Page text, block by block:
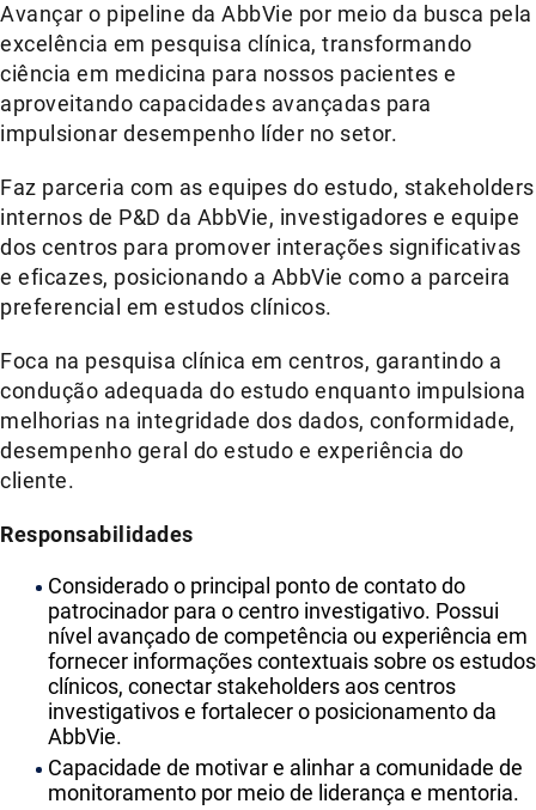
Avançar o pipeline da AbbVie por meio da busca pela
excelência em pesquisa clínica, transformando
ciência em medicina para nossos pacientes e
aproveitando capacidades avançadas para
impulsionar desempenho líder no setor.
Faz parceria com as equipes do estudo, stakeholders
internos de P&D da AbbVie, investigadores e equipe
dos centros para promover interações significativas
e eficazes, posicionando a AbbVie como a parceira
preferencial em estudos clínicos.
Foca na pesquisa clínica em centros, garantindo a
condução adequada do estudo enquanto impulsiona
melhorias na integridade dos dados, conformidade,
desempenho geral do estudo e experiência do
cliente.
Responsabilidades
Considerado o principal ponto de contato do
patrocinador para o centro investigativo. Possui
nível avançado de competência ou experiência em
fornecer informações contextuais sobre os estudos
clínicos, conectar stakeholders aos centros
investigativos e fortalecer o posicionamento da
AbbVie.
Capacidade de motivar e alinhar a comunidade de
monitoramento por meio de liderança e mentoria.